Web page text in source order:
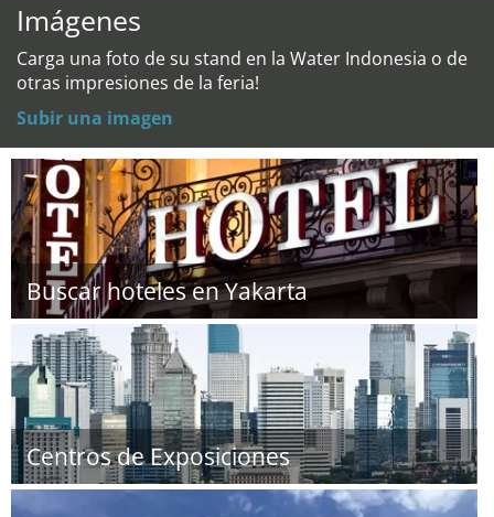
Imágenes
Carga una foto de su stand en la Water Indonesia o de
otras impresiones de la feria!
Subir una imagen
Buscar hoteles en Yakarta
Centros de Exposiciones